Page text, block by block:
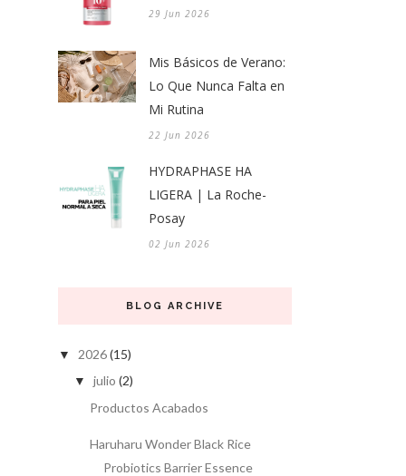
29 Jun 2026
Mis Básicos de Verano:
Lo Que Nunca Falta en
Mi Rutina
22 Jun 2026
HYDRAPHASE HA
LIGERA | La Roche-
Posay
02 Jun 2026
BLOG ARCHIVE
▼ 2026(15)
▼ julio (2)
Productos Acabados
Haruharu Wonder Black Rice
Probiotics Barrier Essence